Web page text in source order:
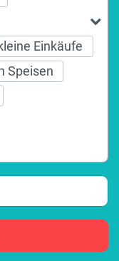
Einkäufe
Speisen